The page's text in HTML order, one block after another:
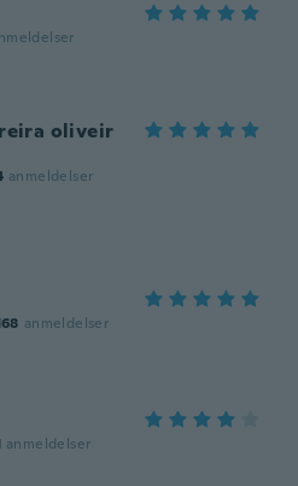
oliveir
anmeldelser
anmeldelser
anmeldelser